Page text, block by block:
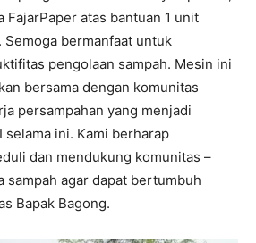
FajarPaper atas bantuan 1 unit
bermanfaat untuk
pengolaan sampah. Mesin ini
bersama dengan komunitas
persampahan yang menjadi
selama ini. Kami berharap
dan mendukung komunitas –
sampah agar dapat bertumbuh
Bapak Bagong.